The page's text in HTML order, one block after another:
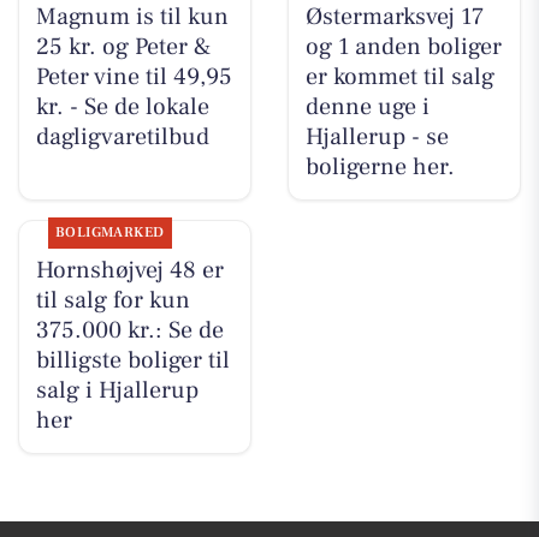
Magnum is til kun
25 kr. og Peter &
Peter vine til 49,95
kr. - Se de lokale
dagligvaretilbud
Østermarksvej 17
og 1 anden boliger
er kommet til salg
denne uge i
Hjallerup - se
boligerne her.
BOLIGMARKED
Hornshøjvej 48 er
til salg for kun
375.000 kr.: Se de
billigste boliger til
salg i Hjallerup
her